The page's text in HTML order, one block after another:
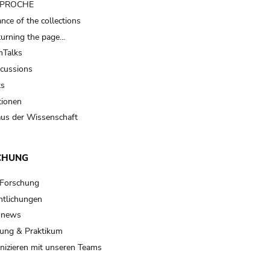
of the collections
the page…
der Wissenschaft
& Praktikum
mit unseren Teams